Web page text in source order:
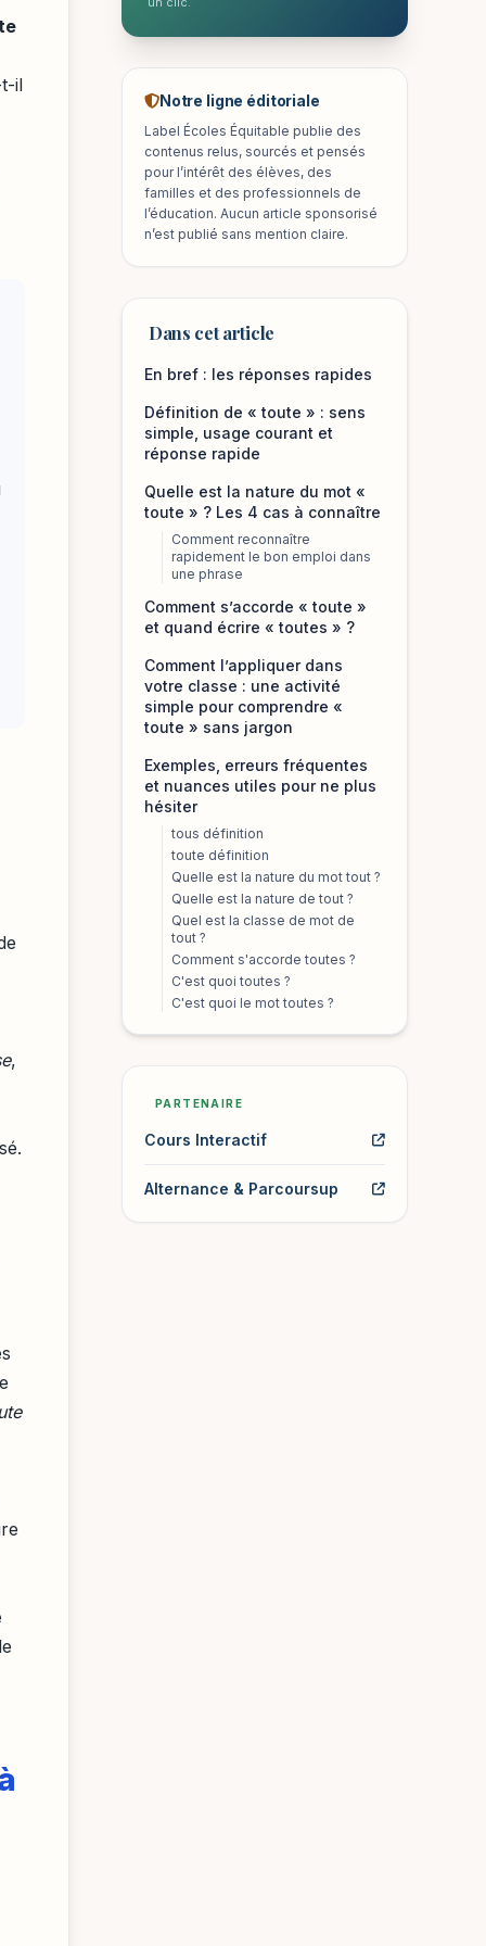
il
,
Notre ligne éditoriale
Label Écoles Équitable publie des
contenus relus, sourcés et pensés
pour l’intérêt des élèves, des
familles et des professionnels de
l’éducation. Aucun article sponsorisé
n’est publié sans mention claire.
Dans cet article
En bref : les réponses rapides
Définition de « toute » : sens
simple, usage courant et
réponse rapide
Quelle est la nature du mot «
toute » ? Les 4 cas à connaître
Comment reconnaître
rapidement le bon emploi dans
une phrase
Comment s’accorde « toute »
et quand écrire « toutes » ?
Comment l’appliquer dans
votre classe : une activité
simple pour comprendre «
toute » sans jargon
Exemples, erreurs fréquentes
et nuances utiles pour ne plus
hésiter
tous définition
toute définition
Quelle est la nature du mot tout ?
Quelle est la nature de tout ?
Quel est la classe de mot de
tout ?
Comment s'accorde toutes ?
C'est quoi toutes ?
C'est quoi le mot toutes ?
PARTENAIRE
Cours Interactif
Alternance & Parcoursup